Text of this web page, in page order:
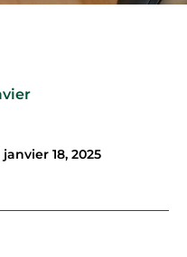
janvier 18, 2025